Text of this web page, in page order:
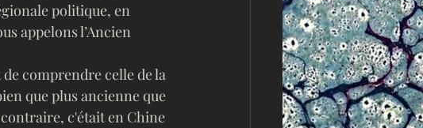
politique, en
appelons l’Ancien
que plus ancienne que
c'était en Chine